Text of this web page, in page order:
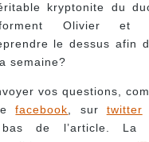
kryptonite du
Olivier et
le dessus afin
semaine?
vos questions,
facebook , sur twitter
bas de l’article. La